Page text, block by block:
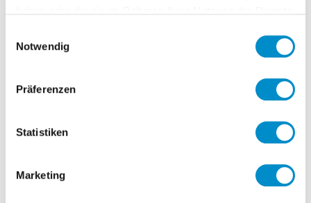
Notwendig
Präferenzen
Statistiken
Marketing
Experten (m/w/d) für die IT TOM
Trading IT in den Fachbereichen zu
Unterstützung der Verlagerung der